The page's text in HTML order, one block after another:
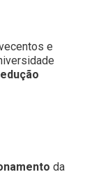
e
da